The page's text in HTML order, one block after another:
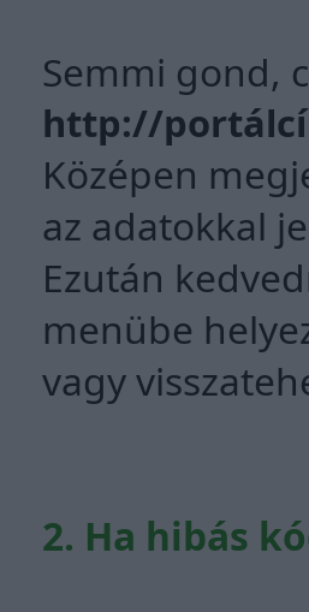
Semmi gond,
http://
Középen
az adatokkal
Ezután
menübe
vagy
2. Ha hibás